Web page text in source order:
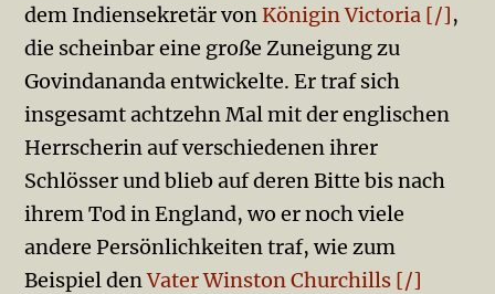
dem Indiensekretär vonKönigin Victoria [/],
die scheinbar eine große Zuneigung zu
Govindananda entwickelte. Er traf sich
insgesamt achtzehn Mal mit der englischen
Herrscherin auf verschiedenen ihrer
Schlösser und blieb auf deren Bitte bis nach
ihrem Tod in England, wo er noch viele
andere Persönlichkeiten traf, wie zum
Beispiel denVater Winston Churchills [/]